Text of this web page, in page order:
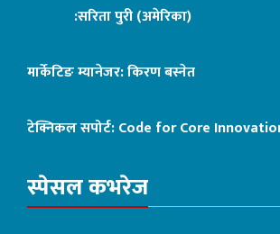
:सरिता पुरी (अमेरिका)
मार्केटिङ म्यानेजर: किरण बस्नेत
टेक्निकल सपोर्ट:Code for Core
स्पेसल कभरेज